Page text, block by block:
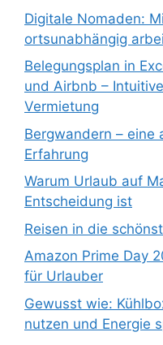
Digitale Nomaden:
ortsunabhängig
Belegungsplan in
und Airbnb –
Vermietung
Bergwandern – eine
Erfahrung
Warum Urlaub auf
Entscheidung ist
Reisen in die
Amazon Prime Day
für Urlauber
Gewusst wie:
nutzen und Energie